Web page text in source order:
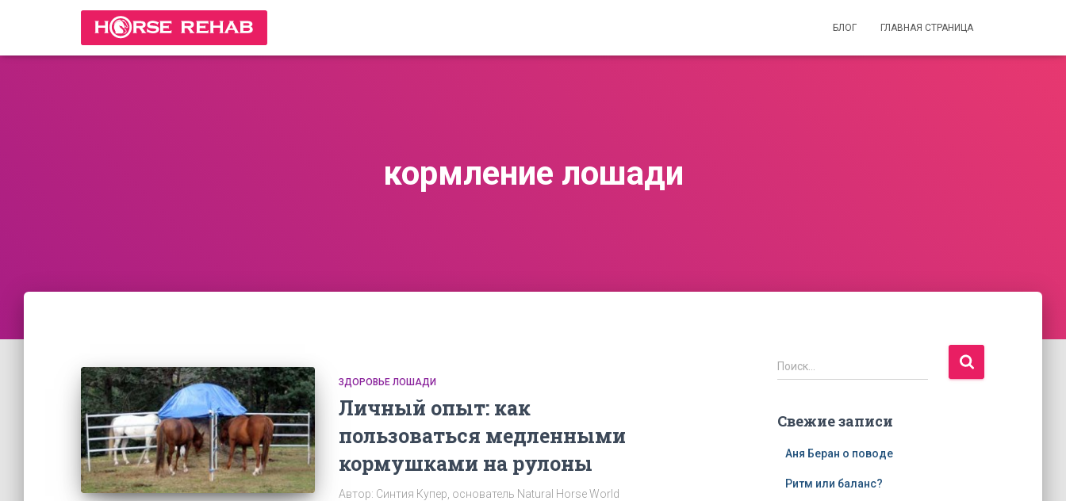
БЛОГ ГЛАВНАЯ СТРАНИЦА
кормление лошади
ЗДОРОВЬЕ ЛОШАДИ
Личный опыт: как
пользоваться медленными
кормушками на рулоны
Автор: Синтия Купер, основатель Natural Horse World
Н
а
и
Поиск…
Свежие записи
Аня Беран о поводе
Ритм или баланс?